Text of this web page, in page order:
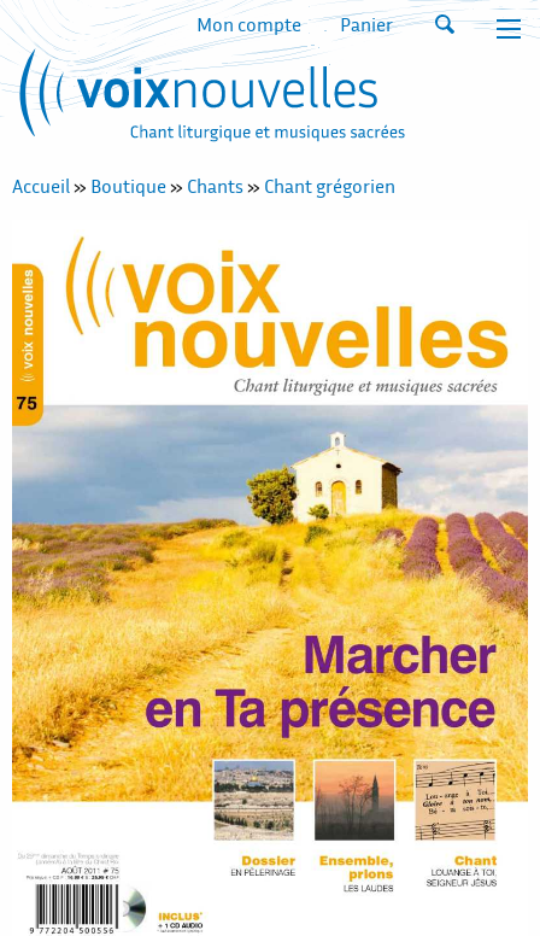
Mon compte Panier
Accueil» Boutique» Chants» Chant grégorien